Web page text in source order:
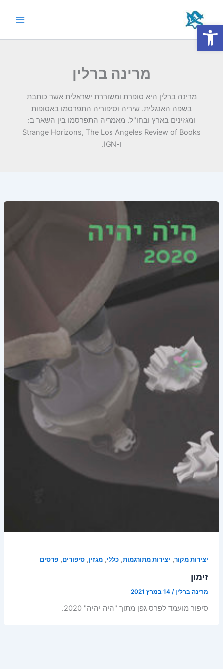
מרינה ברלין
מרינה ברלין היא סופרת ומשוררת ישראלית אשר כותבת
בשפה האנגלית. שיריה וסיפוריה התפרסמו באסופות
ומגזינים בארץ ובחו"ל. מאמריה התפרסמו בין השאר ב:
Strange Horizons, The Los Angeles Review of Books
ו-IGN.
יצירות מקור, יצירות מתורגמות, כללי, מגזין, סיפורים, פרסים
זימון
מרינה ברלין/ 14 במרץ 2021
סיפור מועמד לפרס גפן מתוך "היה יהיה" 2020.
פתח סרגל נגישות